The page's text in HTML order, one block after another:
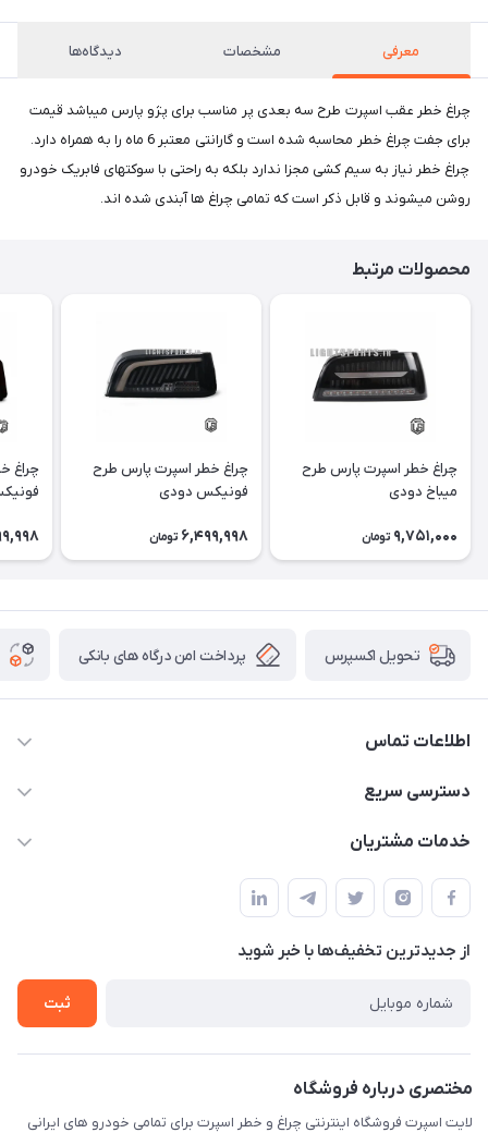
معرفی مشخصات دیدگاه‌ها
چراغ خطر عقب اسپرت طرح سه بعدی پر مناسب برای پژو پارس میباشد قیمت
برای جفت چراغ خطر محاسبه شده است و گارانتی معتبر 6 ماه را به همراه دارد.
چراغ خطر نیاز به سیم کشی مجزا ندارد بلکه به راحتی با سوکتهای فابریک خودرو
روشن میشوند و قابل ذکر است که تمامی چراغ ها آبندی شده اند.
محصولات مرتبط
چراغ خطر اسپرت پارس طرح
میباخ دودی
9,751,000 تومان
چراغ خطر اسپرت پارس طرح
فونیکس دودی
6,499,998 تومان
چراغ
تحویل اکسپرس پرداخت امن درگاه های بانکی
اطلاعات تماس
09012926386
دسترسی سریع
حساب کاربری
لیست محصولات
درباره ما
خدمات مشتریان
قوانین و مقررات
حریم خصوصی
راهنما
از جدید‌ترین تخفیف‌ها با‌ خبر شوید
ثبت
مختصری درباره فروشگاه
لایت اسپرت فروشگاه اینترنتی چراغ و خطر اسپرت برای تمامی خودرو های ایرانی